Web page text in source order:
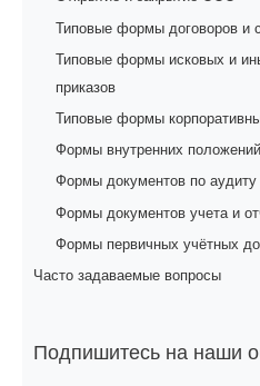
Типовые формы договоров и
Типовые формы исковых и
приказов
Типовые формы
Формы внутренних
Формы документов по
Формы документов учета и
Формы первичных учётных
Часто задаваемые вопросы
Подпишитесь на наши